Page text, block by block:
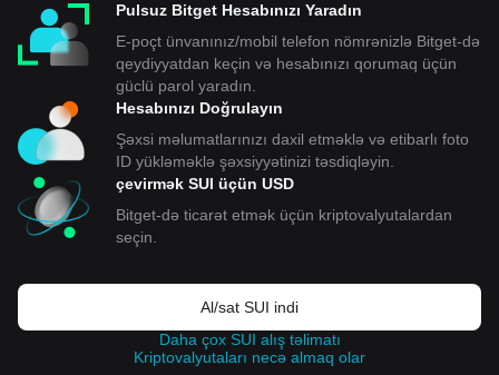
Pulsuz Bitget Hesabınızı Yaradın
E-poçt ünvanınız/mobil telefon nömrənizlə Bitget-də
qeydiyyatdan keçin və hesabınızı qorumaq üçün
güclü parol yaradın.
Hesabınızı Doğrulayın
Şəxsi məlumatlarınızı daxil etməklə və etibarlı foto
ID yükləməklə şəxsiyyətinizi təsdiqləyin.
çevirmək SUI üçün USD
Bitget-də ticarət etmək üçün kriptovalyutalardan
seçin.
Al/sat SUI indi
Daha çox SUI alış təlimatı
Kriptovalyutaları necə almaq olar